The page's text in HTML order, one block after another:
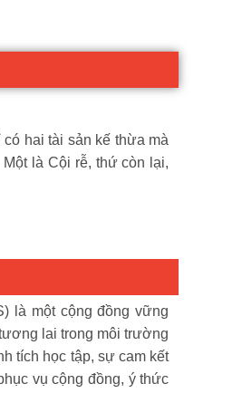
hai tài sản kế thừa mà
là Cội rễ, thứ còn lại,
là một cộng đồng vững
lai trong môi trường
tích học tập, sự cam kết
vụ cộng đồng, ý thức